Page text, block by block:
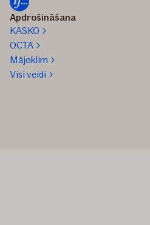
Apdrošināšana
KASKO
OCTA
Mājoklim
Visi veidi